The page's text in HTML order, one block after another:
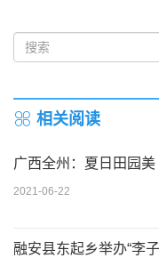
相关阅读
广西全州：夏日田园美
2021-06-22
融安县东起乡举办“李